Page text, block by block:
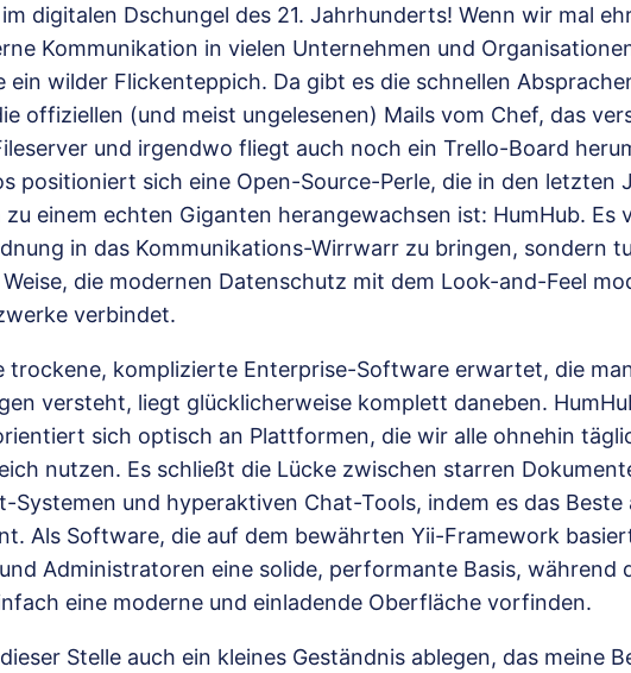
digitalen Dschungel des 21. Jahrhunderts! Wenn wir mal
Kommunikation in vielen Unternehmen und
ein wilder Flickenteppich. Da gibt es die schnellen
offiziellen (und meist ungelesenen) Mails vom Chef, das
und irgendwo fliegt auch noch ein Trello-Board
positioniert sich eine Open-Source-Perle, die in den letzten
zu einem echten Giganten herangewachsen ist: HumHub. Es
in das Kommunikations-Wirrwarr zu bringen, sondern
die modernen Datenschutz mit dem Look-and-Feel
verbindet.
trockene, komplizierte Enterprise-Software erwartet, die
versteht, liegt glücklicherweise komplett daneben.
sich optisch an Plattformen, die wir alle ohnehin
nutzen. Es schließt die Lücke zwischen starren
Systemen und hyperaktiven Chat-Tools, indem es das Beste
Als Software, die auf dem bewährten Yii-Framework
Administratoren eine solide, performante Basis, während
eine moderne und einladende Oberfläche vorfinden.
Stelle auch ein kleines Geständnis ablegen, das meine